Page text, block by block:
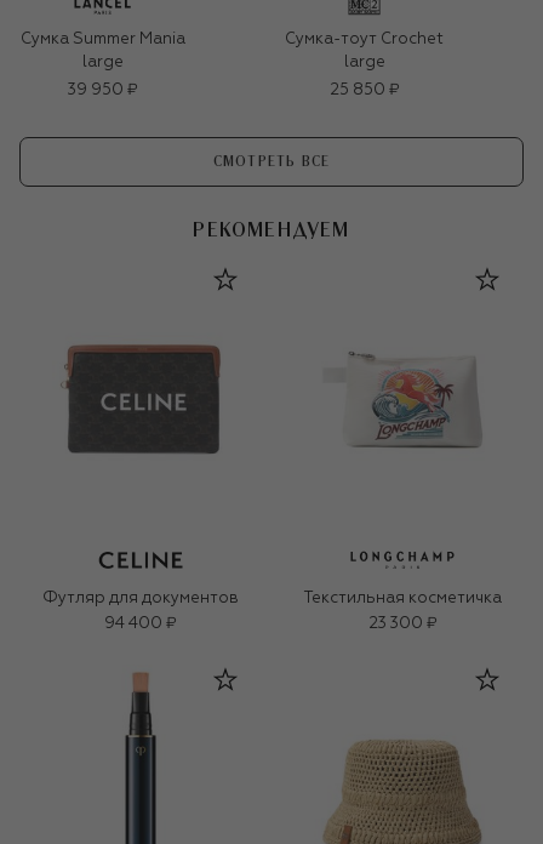
Сумка Summer Mania
large
39 950 ₽
Сумка-тоут Crochet
large
25 850 ₽
СМОТРЕТЬ ВСЕ
РЕКОМЕНДУЕМ
Футляр для документов
94 400 ₽
Текстильная косметичка
23 300 ₽